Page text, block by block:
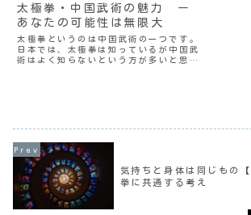
太極拳・中国武術の魅力 ー
あなたの可能性は無限大
太極拳というのは中国武術の一つです。
日本では、太極拳は知っているが中国武
術はよく知らないという方が多いと思い
気持ちと身体は同じもの
拳に共通する考え